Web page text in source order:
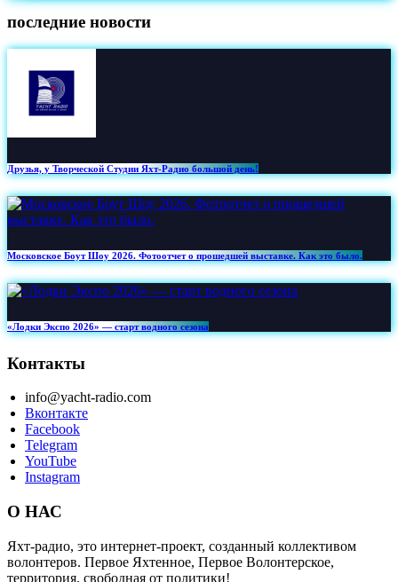
последние новости
Друзья, у Творческой Студии Яхт‑Радио большой день!
Московское Боут Шоу 2026. Фотоотчет о прошедшей выставке. Как это было.
«Лодки Экспо 2026» — старт водного сезона
Контакты
info@yacht-radio.com
Вконтакте
Facebook
Telegram
YouTube
Instagram
О НАС
Яхт-радио, это интернет-проект, созданный коллективом
волонтеров. Первое Яхтенное, Первое Волонтерское,
территория, свободная от политики!